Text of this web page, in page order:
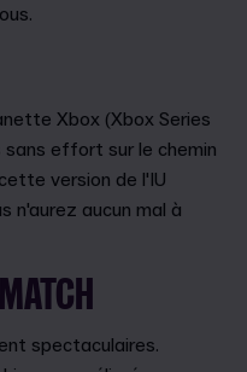
Xbox (Xbox Series
sans effort sur le chemin
version de l'IU
n'aurez aucun mal à
spectaculaires.